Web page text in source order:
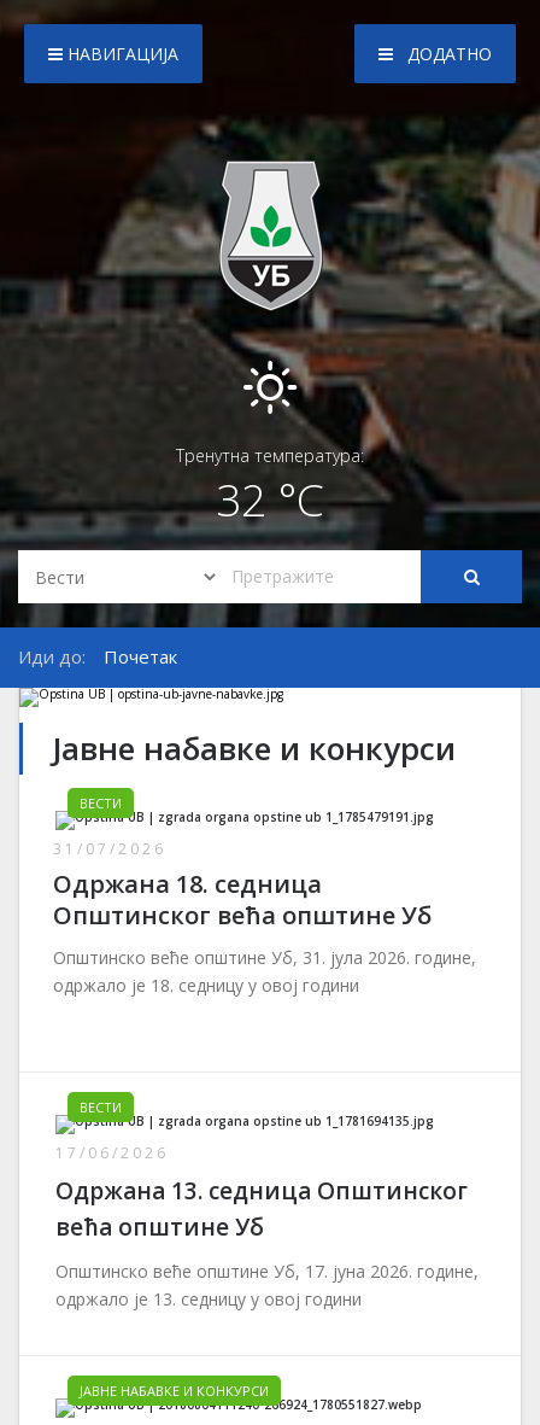
НАВИГАЦИЈА ДОДАТНО
Тренутна температура:
32 °C
Иди до: Почетак
Јавне набавке и конкурси
ВЕСТИ
31/07/2026
Одржана 18. седница
Општинског већа општине Уб
Општинско веће општине Уб, 31. јула 2026. године,
одржало је 18. седницу у овој години
ВЕСТИ
17/06/2026
Одржана 13. седница Општинског
већа општине Уб
Општинско веће општине Уб, 17. јуна 2026. године,
одржало је 13. седницу у овој години
ЈАВНЕ НАБАВКЕ И КОНКУРСИ